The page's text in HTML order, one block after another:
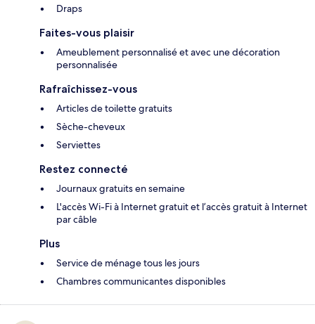
Draps
Faites-vous plaisir
Ameublement personnalisé et avec une décoration
personnalisée
Rafraîchissez-vous
Articles de toilette gratuits
Sèche-cheveux
Serviettes
Restez connecté
Journaux gratuits en semaine
L'accès Wi-Fi à Internet gratuit et l’accès gratuit à Internet
par câble
Plus
Service de ménage tous les jours
Chambres communicantes disponibles